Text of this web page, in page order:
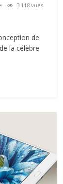
3 118 vues
de
la célèbre